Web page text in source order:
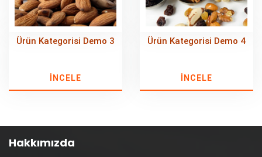
Ürün Kategorisi Demo 3
İNCELE
Ürün Kategorisi Demo 4
İNCELE
Hakkımızda